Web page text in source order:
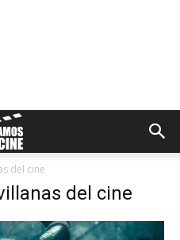
del cine
del cine